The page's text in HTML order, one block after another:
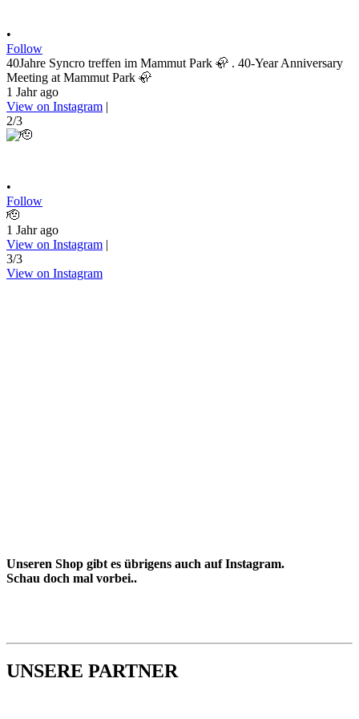
•
Follow
40Jahre Syncro treffen im Mammut Park 🦣 . 40-Year Anniversary
Meeting at Mammut Park 🦣
1 Jahr ago
View on Instagram |
2/3
•
Follow
🫡
1 Jahr ago
View on Instagram |
3/3
View on Instagram
Unseren Shop gibt es übrigens auch auf Instagram.
Schau doch mal vorbei..
UNSERE PARTNER